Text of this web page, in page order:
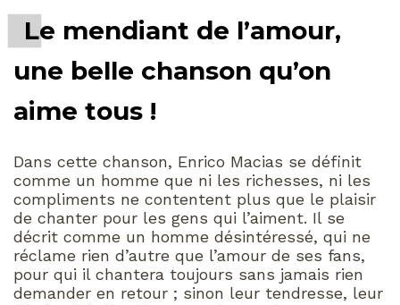
Le mendiant de l’amour,
une belle chanson qu’on
aime tous !
Dans cette chanson, Enrico Macias se définit
comme un homme que ni les richesses, ni les
compliments ne contentent plus que le plaisir
de chanter pour les gens qui l’aiment. Il se
décrit comme un homme désintéressé, qui ne
réclame rien d’autre que l’amour de ses fans,
pour qui il chantera toujours sans jamais rien
demander en retour ; sinon leur tendresse, leur